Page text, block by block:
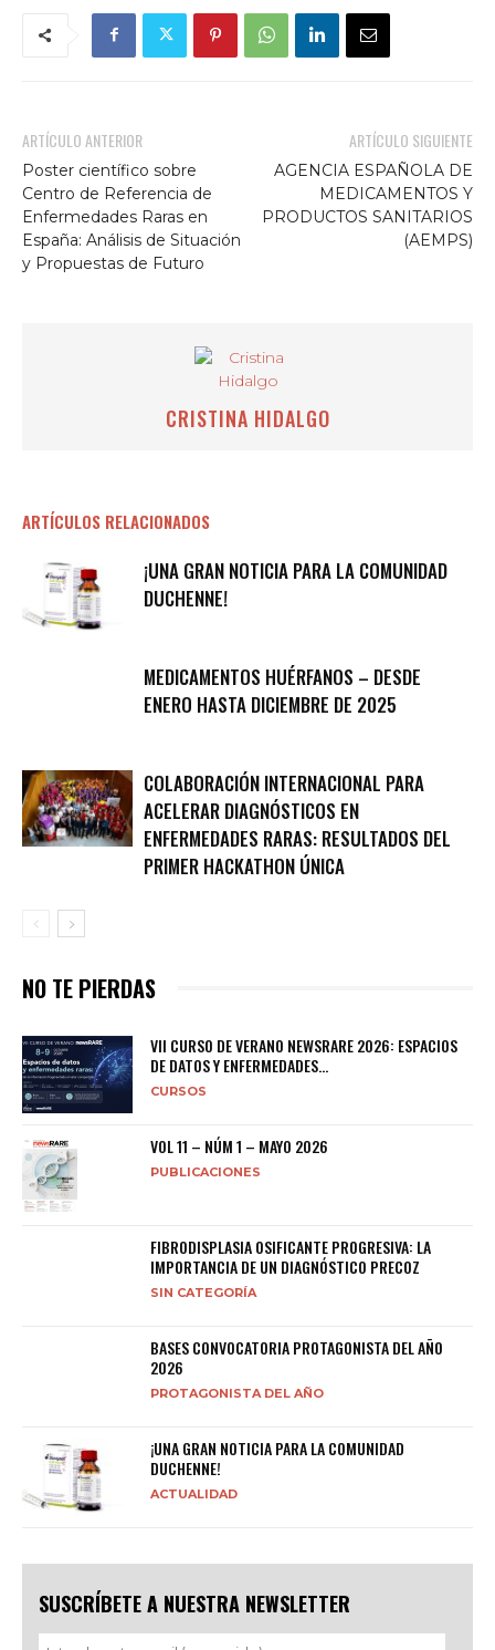
ARTÍCULO ANTERIOR
Poster científico sobre
Centro de Referencia de
Enfermedades Raras en
España: Análisis de Situación
y Propuestas de Futuro
ARTÍCULO SIGUIENTE
AGENCIA ESPAÑOLA DE
MEDICAMENTOS Y
PRODUCTOS SANITARIOS
(AEMPS)
CRISTINA HIDALGO
ARTÍCULOS RELACIONADOS
¡UNA GRAN NOTICIA PARA LA COMUNIDAD
DUCHENNE!
MEDICAMENTOS HUÉRFANOS – DESDE
ENERO HASTA DICIEMBRE DE 2025
COLABORACIÓN INTERNACIONAL PARA
ACELERAR DIAGNÓSTICOS EN
ENFERMEDADES RARAS: RESULTADOS DEL
PRIMER HACKATHON ÚNICA
NO TE PIERDAS
VII CURSO DE VERANO NEWSRARE 2026: ESPACIOS
DE DATOS Y ENFERMEDADES...
CURSOS
VOL 11 – NÚM 1 – MAYO 2026
PUBLICACIONES
FIBRODISPLASIA OSIFICANTE PROGRESIVA: LA
IMPORTANCIA DE UN DIAGNÓSTICO PRECOZ
SIN CATEGORÍA
BASES CONVOCATORIA PROTAGONISTA DEL AÑO
2026
PROTAGONISTA DEL AÑO
¡UNA GRAN NOTICIA PARA LA COMUNIDAD
DUCHENNE!
ACTUALIDAD
SUSCRÍBETE A NUESTRA NEWSLETTER